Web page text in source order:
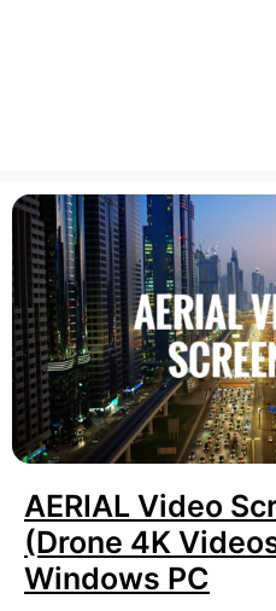
AERIAL Video
(Drone 4K
Windows PC